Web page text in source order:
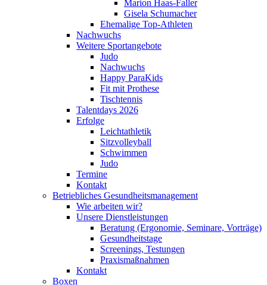
Marion Haas-Faller
Gisela Schumacher
Ehemalige Top-Athleten
Nachwuchs
Weitere Sportangebote
Judo
Nachwuchs
Happy ParaKids
Fit mit Prothese
Tischtennis
Talentdays 2026
Erfolge
Leichtathletik
Sitzvolleyball
Schwimmen
Judo
Termine
Kontakt
Betriebliches Gesundheits­management
Wie arbeiten wir?
Unsere Dienstleistungen
Beratung (Ergonomie, Seminare, Vorträge)
Gesundheitstage
Screenings, Testungen
Praxismaßnahmen
Kontakt
Boxen